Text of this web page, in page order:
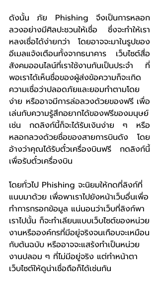
ดังนั้น ภัย Phishing จึงเป็นการหลอก
ลวงอย่างมีศิลปะชวนให้เชื่อ ซึ่งจะทำให้เรา
หลงเชื่อได้ง่ายกว่า โดยอาจจะมาในรูปของ
อีเมลแจ้งเตือนทั้งจากธนาคาร เว็บไซต์สื่อ
สังคมออนไลน์ที่เราใช้งานกันเป็นประจำ ที่
พอเราได้เห็นชื่อของผู้ส่งข้อความก็จะเกิด
ความเชื่อว่าปลอดภัยและยอมทำตามโดย
ง่าย หรืออาจมีการล่อลวงด้วยของฟรี เพื่อ
เล่นกับความรู้สึกอยากได้ของฟรีของมนุษย์
เช่น กดลิงก์นี้ก็จะได้รับเงินง่าย ๆ หรือ
หลอกลวงด้วยชื่อของสายการบินดัง โดย
อ้างว่าคุณได้รับตั๋วเครื่องบินฟรี กดลิงก์นี้
เพื่อรับตั๋วเครื่องบิน
โดยทั่วไป Phishing จะนิยมให้กดที่ลิงก์ที่
แนบมาด้วย เพื่อพาเราไปยังหน้าเว็บอื่นเพื่อ
ทำการกรอกข้อมูล แน่นอนว่าเว็บที่ลิงก์พา
เราไปนั้น ก็จะทำเลียนแบบเว็บไซต์ของหน่วย
งานหรือองค์กรที่มีอยู่จริงจนเกือบจะเหมือน
กับต้นฉบับ หรืออาจจะแสร้งทำเป็นหน่วย
งานปลอม ๆ ที่ไม่มีอยู่จริง แต่ทำหน้าตา
เว็บไซต์ให้ดูน่าเชื่อถือก็ได้เช่นกัน